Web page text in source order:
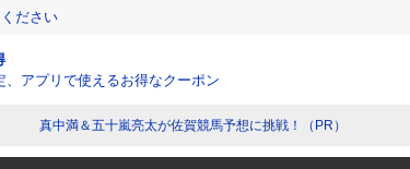
ださい
、アプリで使えるお得なクーポン
真中満＆五十嵐亮太が佐賀競馬予想に挑戦！（PR）